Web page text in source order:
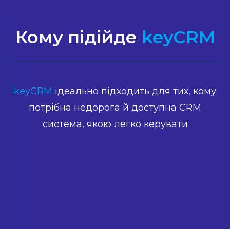
Кому підійде keyCRM
keyCRM ідеально підходить для тих, кому
потрібна недорога й доступна CRM
система, якою легко керувати